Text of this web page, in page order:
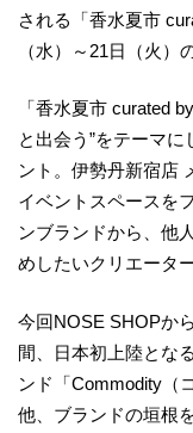
される「香水夏市
（水）～21日（火）
「香水夏市 curated
と出会う”をテーマ
ント。伊勢丹新宿店
イベントスペースを
ンブランドから、他
めしたいクリエータ
今回NOSE SHOPか
間、日本初上陸とな
ンド「Commodity（
他、ブランドの垣根